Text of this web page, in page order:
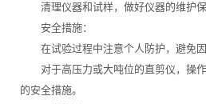
清理仪器和试样，做好仪器的维护保
安全措施：
在试验过程中注意个人防护，避免因
对于高压力或大吨位的直剪仪，操作
的安全措施。